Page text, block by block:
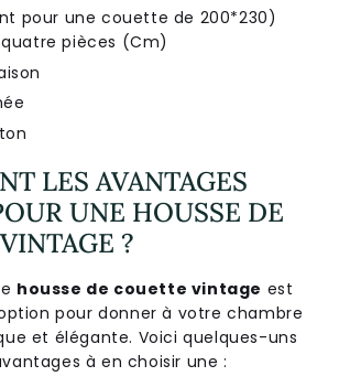
pour une couette de 200*230)
pièces (Cm)
LES AVANTAGES
UNE HOUSSE DE
?
housse de couette vintage est
pour donner à votre chambre
et élégante. Voici quelques-uns
à en choisir une :